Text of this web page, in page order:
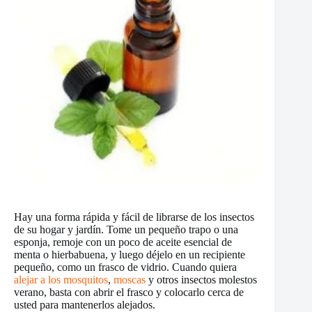
Hay una forma rápida y fácil de librarse de los insectos
de su hogar y jardín. Tome un pequeño trapo o una
esponja, remoje con un poco de aceite esencial de
menta o hierbabuena, y luego déjelo en un recipiente
pequeño, como un frasco de vidrio. Cuando quiera
alejar a los mosquitos, moscas y otros insectos molestos
verano, basta con abrir el frasco y colocarlo cerca de
usted para mantenerlos alejados.